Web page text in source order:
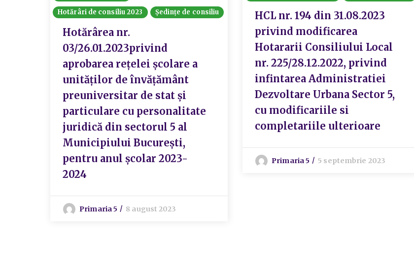
Hotărâri de consiliu 2023
Ședințe de consiliu
Hotărârea nr.
03/26.01.2023privind
aprobarea reţelei şcolare a
unităţilor de învăţământ
preuniversitar de stat şi
particulare cu personalitate
juridică din sectorul 5 al
Municipiului Bucureşti,
pentru anul şcolar 2023-
2024
Primaria 5 8 august 2023
HCL nr. 194 din 31.08.2023
privind modificarea
Hotararii Consiliului Local
nr. 225/28.12.2022, privind
infintarea Administratiei
Dezvoltare Urbana Sector 5,
cu modificariile si
completariile ulterioare
Primaria 5 5 septembrie 2023